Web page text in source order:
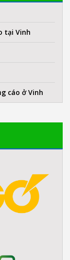
tại Vinh
cáo ở Vinh